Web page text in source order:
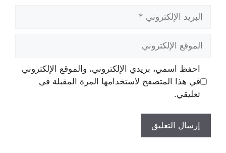
البريد
الإلكتروني
الموقع
الإلكتروني
احفظ اسمي، بريدي الإلكتروني، والموقع الإلكتروني
في هذا المتصفح لاستخدامها المرة المقبلة في
تعليقي.